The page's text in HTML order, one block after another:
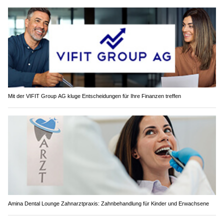
Mit der VIFIT Group AG kluge Entscheidungen für Ihre Finanzen treffen
Amina Dental Lounge Zahnarztpraxis: Zahnbehandlung für Kinder und Erwachsene